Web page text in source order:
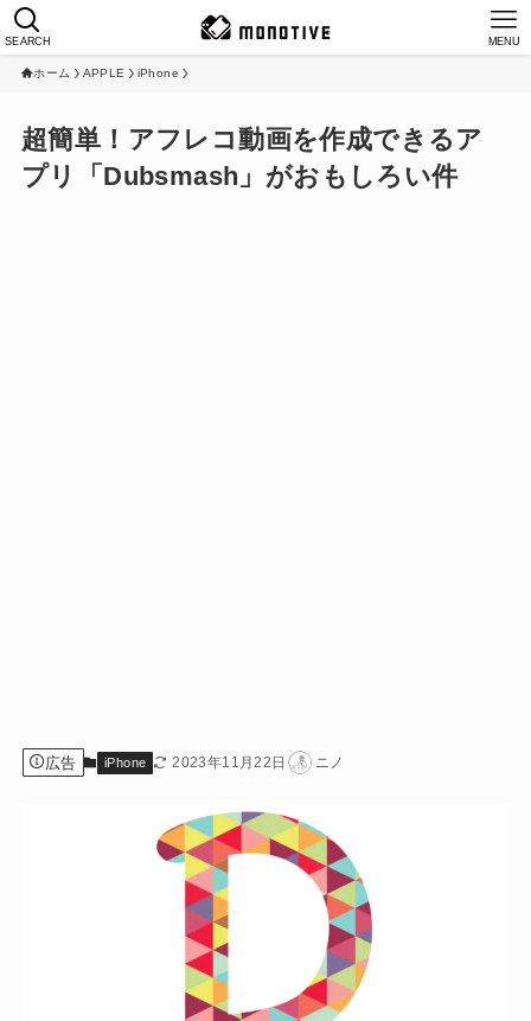
SEARCH MENU
ホーム APPLE iPhone
超簡単！アフレコ動画を作成できるア
プリ「Dubsmash」がおもしろい件
広告 iPhone 2023年11月22日 ニノ